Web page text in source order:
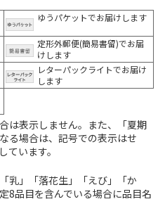
ゆうパケットでお届けします
定形外郵便(簡易書留)でお届
けします
レターパックライトでお届け
します
は表示しません。また、「夏期
る場合は、記号での表示はせ
ています。
乳」「落花生」「えび」「か
8品目を含んでいる場合に品目名